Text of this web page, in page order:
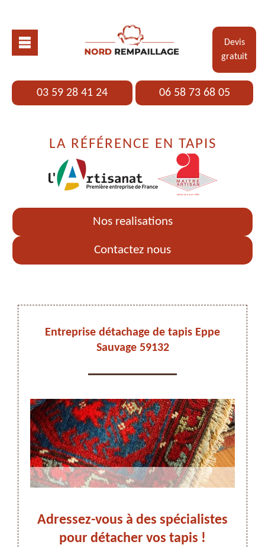
Devis
gratuit
03 59 28 41 24 06 58 73 68 05
LA RÉFÉRENCE EN TAPIS
Nos realisations
Contactez nous
Entreprise détachage de tapis Eppe
Sauvage 59132
Adressez-vous à des spécialistes
pour détacher vos tapis !